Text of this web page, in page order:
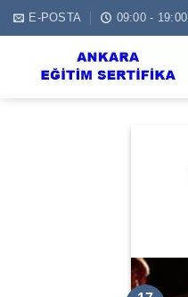
Skip
to
E-POSTA 09:00 - 19:00